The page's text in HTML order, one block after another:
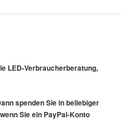
LED-Verbraucherberatung,
spenden Sie in beliebiger
Sie ein PayPal-Konto